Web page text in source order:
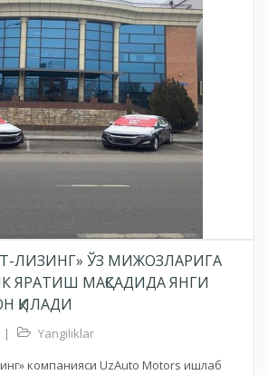
ЛИЗИНГ» ЎЗ МИЖОЗЛАРИГА
ЯРАТИШ МАҚСАДИДА ЯНГИ
ҚИЛАДИ
|
Yangiliklar
компанияси UzAuto Motors ишлаб